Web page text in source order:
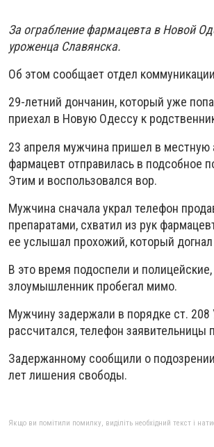
За ограбление фармацевта в Новой
уроженца Славянска.
Об этом сообщает отдел
29-летний дончанин, который уже
приехал в Новую Одессу к
23 апреля мужчина пришел в местную
фармацевт отправилась в подсобное
Этим и воспользовался вор.
Мужчина сначала украл телефон
препаратами, схватил из рук
ее услышал прохожий, который
В это время подоспели и
злоумышленник пробегал мимо.
Мужчину задержали в порядке ст.
рассчитался, телефон заявительницы
Задержанному сообщили о
лет лишения свободы.
Якщо ви помітили помилку, виділіть необхідний текст і